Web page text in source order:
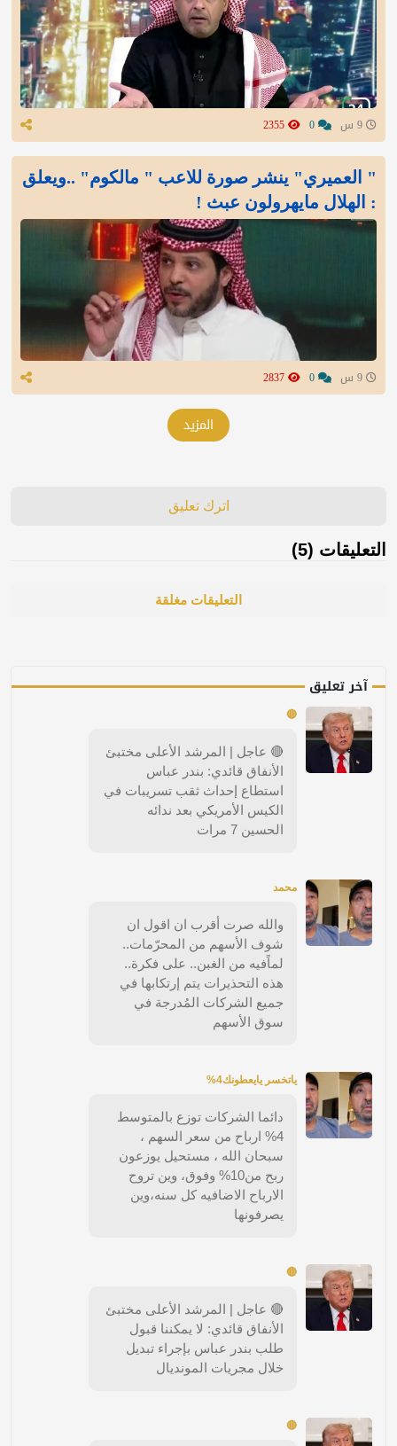
" العميري" ينشر صورة للاعب " مالكوم" ..ويعلق
: الهلال مايهرولون عبث !
المزيد
اترك تعليق
التعليقات (5)
التعليقات مغلقة
آخر تعليق
🔴
🔴 عاجل | المرشد الأعلى مختبئ
الأنفاق قائدي: بندر عباس
استطاع إحداث ثقب تسريبات في
الكيس الأمريكي بعد ندائه
الحسين 7 مرات
محمد
والله صرت أقرب ان اقول ان
شوف الأسهم من المحرّمات..
لماًفيه من الغبن.. على فكرة..
هذه التحذيرات يتم إرتكابها في
جميع الشركات المُدرجة في
سوق الأسهم
ياتخسر يايعطونك4%
دائما الشركات توزع بالمتوسط
4% ارباح من سعر السهم ،
سبحان الله ، مستحيل يوزعون
ربح من10% وفوق، وين تروح
الارباح الاضافيه كل سنه،وين
يصرفونها
🔴
🔴 عاجل | المرشد الأعلى مختبئ
الأنفاق قائدي: لا يمكننا قبول
طلب بندر عباس بإجراء تبديل
خلال مجريات المونديال
🔴